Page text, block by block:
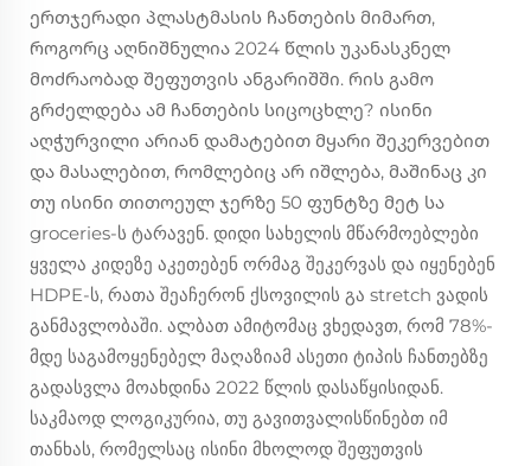
ერთჯერადი პლასტმასის ჩანთების მიმართ,
როგორც აღნიშნულია 2024 წლის უკანასკნელ
მოძრაობად შეფუთვის ანგარიშში. რის გამო
გრძელდება ამ ჩანთების სიცოცხლე? ისინი
აღჭურვილი არიან დამატებით მყარი შეკერვებით
და მასალებით, რომლებიც არ იშლება, მაშინაც კი
თუ ისინი თითოეულ ჯერზე 50 ფუნტზე მეტ სა
groceries-ს ტარავენ. დიდი სახელის მწარმოებლები
ყველა კიდეზე აკეთებენ ორმაგ შეკერვას და იყენებენ
HDPE-ს, რათა შეაჩერონ ქსოვილის გა stretch ვადის
განმავლობაში. ალბათ ამიტომაც ვხედავთ, რომ 78%-
მდე საგამოყენებელ მაღაზიამ ასეთი ტიპის ჩანთებზე
გადასვლა მოახდინა 2022 წლის დასაწყისიდან.
საკმაოდ ლოგიკურია, თუ გავითვალისწინებთ იმ
თანხას, რომელსაც ისინი მხოლოდ შეფუთვის